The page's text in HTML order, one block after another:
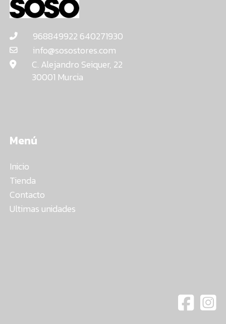
968849922 640271930
info@sosostores.com
C. Alejandro Seiquer, 22
30001 Murcia
Menú
Inicio
Tienda
Contacto
Ultimas unidades